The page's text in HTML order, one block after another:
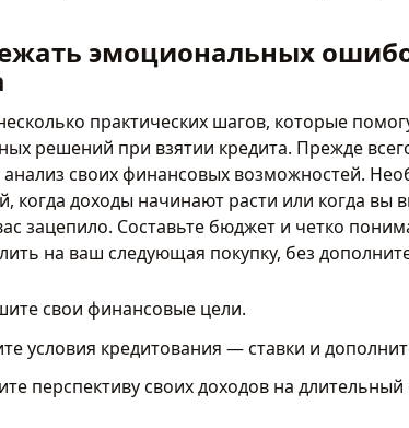
эмоциональных
практических шагов, которые
решений при взятии кредита. Прежде
своих финансовых возможностей.
когда доходы начинают расти или когда вы
зацепило. Составьте бюджет и четко
на ваш следующая покупку, без
свои финансовые цели.
условия кредитования — ставки и
перспективу своих доходов на длительный